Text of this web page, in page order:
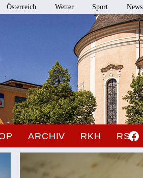
Österreich Wetter Sport News
ARCHIV RKH RSO